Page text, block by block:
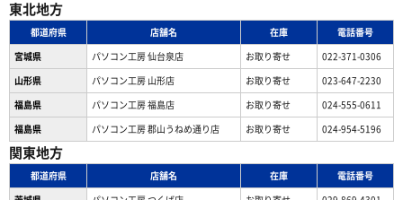
東北地方
都道府県 店舗名 在庫
電話番号
宮城県
パソコン工房 仙台泉店 お取り寄せ
022-371-0306
山形県
パソコン工房 山形店 お取り寄せ
023-647-2230
福島県
パソコン工房 福島店 お取り寄せ
024-555-0611
福島県
パソコン工房 郡山うねめ通り店 お取り寄せ 024-954-5196
関東地方
都道府県 店舗名 在庫
電話番号